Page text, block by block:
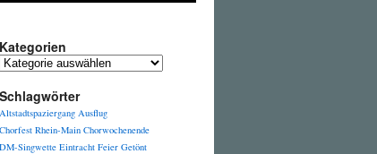
Kategorien
Kategorien
Schlagwörter
Altstadtspaziergang Ausflug
Chorfest Rhein-Main Chorwochenende
DM-Singwette Eintracht Feier Getönt